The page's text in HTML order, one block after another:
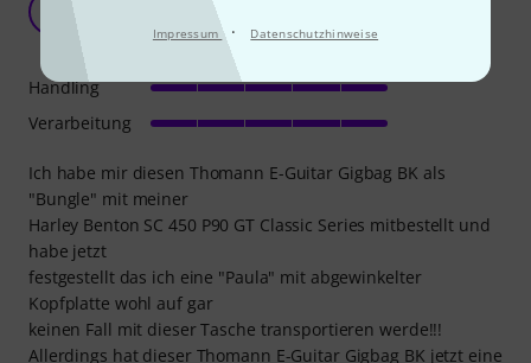
Impressum · Datenschutzhinweise
Joe.L 05.08.2025
Ich habe mir diesen Thomann E-Guitar Gigbag BK als
"Bungle" mit meiner
Harley Benton SC 450 P90 GT Classic Series mitbestellt und
habe jetzt
festgestellt das ich eine "Paula" mit abgewinkelter
Kopfplatte wohl auf gar
keinen Fall mit dieser Tasche transportieren werde!!!
Allerdings hat dieser Thomann E-Guitar Gigbag BK jetzt eine
Handling
Verarbeitung